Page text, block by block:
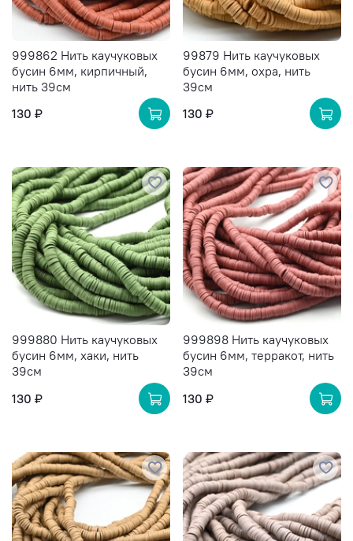
999862 Нить каучуковых
бусин 6мм, кирпичный,
нить 39см
130 ₽
99879 Нить каучуковых
бусин 6мм, охра, нить
39см
130 ₽
999880 Нить каучуковых
бусин 6мм, хаки, нить
39см
130 ₽
999898 Нить каучуковых
бусин 6мм, терракот, нить
39см
130 ₽